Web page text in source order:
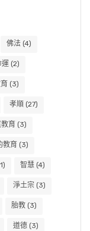
佛法 (4)
運 (2)
(3)
孝順 (27)
育 (3)
教育 (3)
智慧 (4)
淨土宗 (3)
胎教 (3)
道德 (3)